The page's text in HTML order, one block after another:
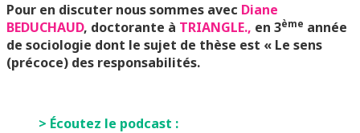
Pour en discuter nous sommes avec Diane
BEDUCHAUD, doctorante à TRIANGLE., en 3ème année
de sociologie dont le sujet de thèse est « Le sens
(précoce) des responsabilités.
> Écoutez le podcast :